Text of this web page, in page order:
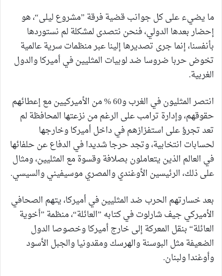
ما يضيء على كل جوانب قضية فرقة ”مشروع ليلى“، هو
إحضار بعدها الدولي، فنحن نتصدى لمشكلة لم نستوردها
بأنفسنا، إنما جرى تصديرها إلينا عبر منظمات سرية عالمية
تخوض حربا ضروسا ضد لوبيات المثليين في أميركا والدول
الغربية.
انتصر المثليون في الغرب و60 % من الأميركيين مع إعطائهم
حقوقهم، وإدارة ترامب على الرغم من نزعتها المحافظة لم
تعد تجرؤ على استفزازهم في داخل أميركا وخارجها
لحسابات انتخابية، وتجد حرجا شديدا في الدفاع عن حلفائها
في العالم الذين يتعاملون بصلافة وقسوة مع المثليين، ومثال
على ذلك، الرئيسين الأوغندي والمصري موسيفيني والسيسي.
بعد خسارتهم الحرب ضد المثليين في أميركا، يتهم الصحافي
الأميركي جيف شارلوت في كتابه ”العائلة“، منظمة ”أخوية
العائلة“ بنقل المعركة إلى خارج أميركا وخصوصا الدول
الضعيفة مثل البوسنة والهرسك ومقدونيا والجبل الأسود
وأوغندا ولبنان.